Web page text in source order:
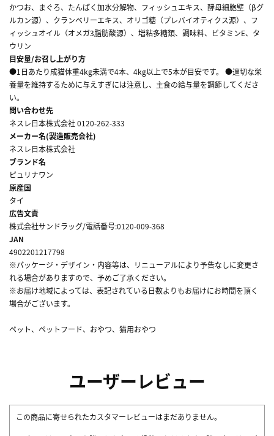
かつお、まぐろ、たんぱく加水分解物、フィッシュエキス、酵母細胞壁（βグ
ルカン源）、クランベリーエキス、オリゴ糖（プレバイオティクス源）、フ
ィッシュオイル（オメガ3脂肪酸源）、増粘多糖類、調味料、ビタミンE、タ
ウリン
目安量/お召し上がり方
●1日あたり成猫体重4kg未満で4本、4kg以上で5本が目安です。 ●適切な栄
養量を維持するために与えすぎには注意し、主食の給与量を調節してくださ
い。
問い合わせ先
ネスレ日本株式会社 0120-262-333
メーカー名(製造販売会社)
ネスレ日本株式会社
ブランド名
ピュリナワン
原産国
タイ
広告文責
株式会社サンドラッグ/電話番号:0120-009-368
JAN
4902201217798
※パッケージ・デザイン・内容等は、リニューアルにより予告なしに変更さ
れる場合がありますので、予めご了承ください。
※お届け地域によっては、表記されている日数よりもお届けにお時間を頂く
場合がございます。
ペット、ペットフード、おやつ、猫用おやつ
ユーザーレビュー
この商品に寄せられたカスタマーレビューはまだありません。